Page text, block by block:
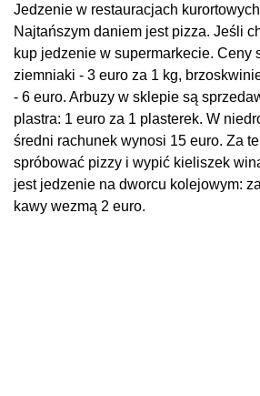
Jedzenie w restauracjach
Najtańszym daniem jest pizza. Jeśli
kup jedzenie w supermarkecie. Ceny
ziemniaki - 3 euro za 1 kg,
- 6 euro. Arbuzy w sklepie są
plastra: 1 euro za 1 plasterek. W
średni rachunek wynosi 15 euro. Za
spróbować pizzy i wypić kieliszek
jest jedzenie na dworcu kolejowym:
kawy wezmą 2 euro.